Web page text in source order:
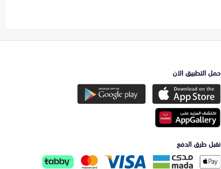
حمل التطبيق الان
نقبل طرق الدفع